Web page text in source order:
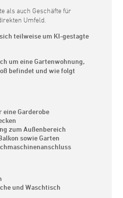
als auch Geschäfte für
Umfeld.
teilweise um KI-gestagte
um eine Gartenwohnung,
befindet und wie folgt
Garderobe
zum Außenbereich
sowie Garten
und Waschtisch